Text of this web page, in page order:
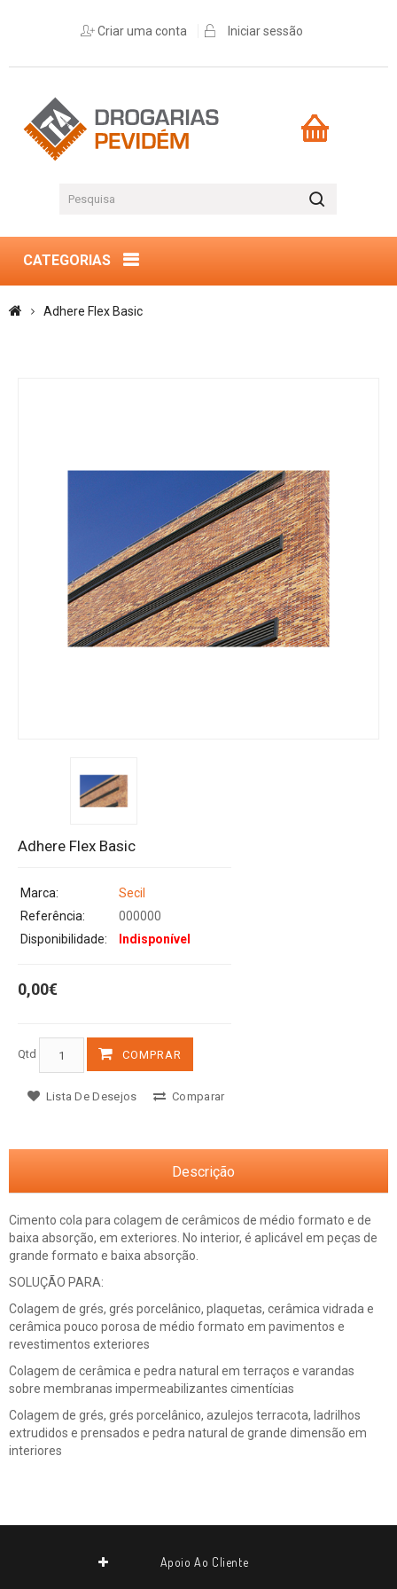
Criar uma conta Iniciar sessão
CATEGORIAS
Adhere Flex Basic
Adhere Flex Basic
Marca:
Secil
Referência:
000000
Disponibilidade:
Indisponível
0,00€
Qtd COMPRAR
Lista De Desejos Comparar
Descrição
Cimento cola para colagem de cerâmicos de médio formato e de
baixa absorção, em exteriores. No interior, é aplicável em peças de
grande formato e baixa absorção.
SOLUÇÃO PARA:
Colagem de grés, grés porcelânico, plaquetas, cerâmica vidrada e
cerâmica pouco porosa de médio formato em pavimentos e
revestimentos exteriores
Colagem de cerâmica e pedra natural em terraços e varandas
sobre membranas impermeabilizantes cimentícias
Colagem de grés, grés porcelânico, azulejos terracota, ladrilhos
extrudidos e prensados e pedra natural de grande dimensão em
interiores
Apoio Ao Cliente